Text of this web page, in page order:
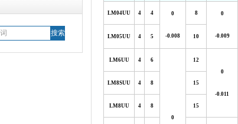
LM04UU 4 4 0
-0.008
8 0
-0.009
LM05UU 4 5 10
LM6UU 4 6
0
12
0
-0.011
LM8SUU 4 8 15
LM8UU 4 8 15